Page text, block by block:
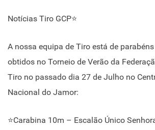
Notícias Tiro GCP⭐
A nossa equipa de Tiro está de
obtidos no Torneio de Verão da
Tiro no passado dia 27 de Julho no
Nacional do Jamor:
⭐Carabina 10m – Escalão Único